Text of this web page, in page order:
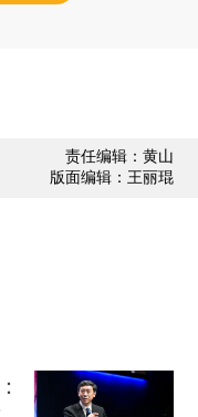
责任编辑：黄山
版面编辑：王丽琨